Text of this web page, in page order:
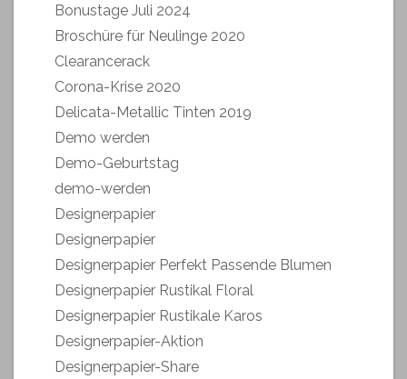
Bonustage Juli 2024
Broschüre für Neulinge 2020
Clearancerack
Corona-Krise 2020
Delicata-Metallic Tinten 2019
Demo werden
Demo-Geburtstag
demo-werden
Designerpapier
Designerpapier
Designerpapier Perfekt Passende Blumen
Designerpapier Rustikal Floral
Designerpapier Rustikale Karos
Designerpapier-Aktion
Designerpapier-Share